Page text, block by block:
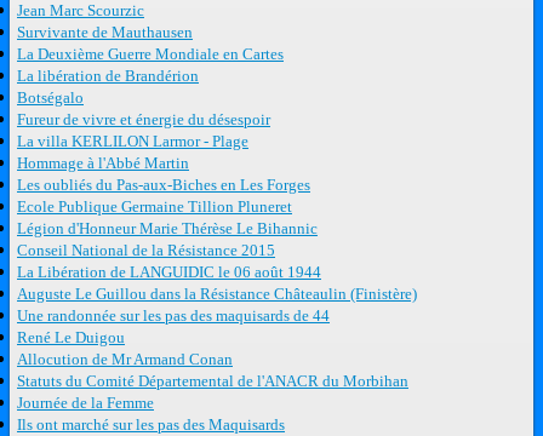
Jean Marc Scourzic
Survivante de Mauthausen
La Deuxième Guerre Mondiale en Cartes
La libération de Brandérion
Botségalo
Fureur de vivre et énergie du désespoir
La villa KERLILON Larmor - Plage
Hommage à l'Abbé Martin
Les oubliés du Pas-aux-Biches en Les Forges
Ecole Publique Germaine Tillion Pluneret
Légion d'Honneur Marie Thérèse Le Bihannic
Conseil National de la Résistance 2015
La Libération de LANGUIDIC le 06 août 1944
Auguste Le Guillou dans la Résistance Châteaulin (Finistère)
Une randonnée sur les pas des maquisards de 44
René Le Duigou
Allocution de Mr Armand Conan
Statuts du Comité Départemental de l'ANACR du Morbihan
Journée de la Femme
Ils ont marché sur les pas des Maquisards